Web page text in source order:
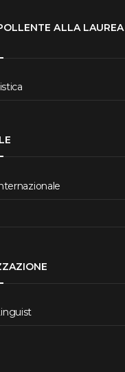
ALLA LAUREA